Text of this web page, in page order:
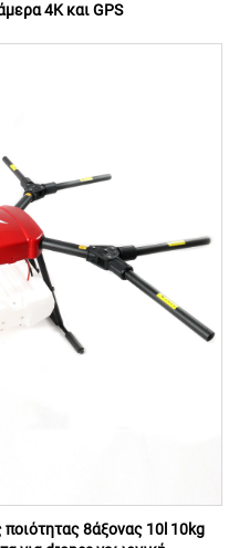
4K και GPS
8άξονας 10l 10kg